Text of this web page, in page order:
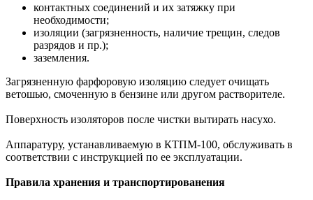
контактных соединений и их затяжку при
необходимости;
изоляции (загрязненность, наличие трещин, следов
разрядов и пр.);
заземления.
Загрязненную фарфоровую изоляцию следует очищать
ветошью, смоченную в бензине или другом растворителе.
Поверхность изоляторов после чистки вытирать насухо.
Аппаратуру, устанавливаемую в КТПМ-100, обслуживать в
соответствии с инструкцией по ее эксплуатации.
Правила хранения и транспортированения